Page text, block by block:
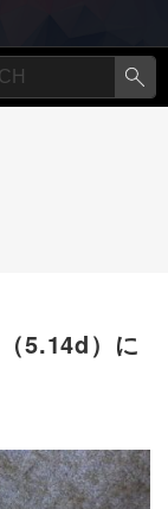
5.14d）に